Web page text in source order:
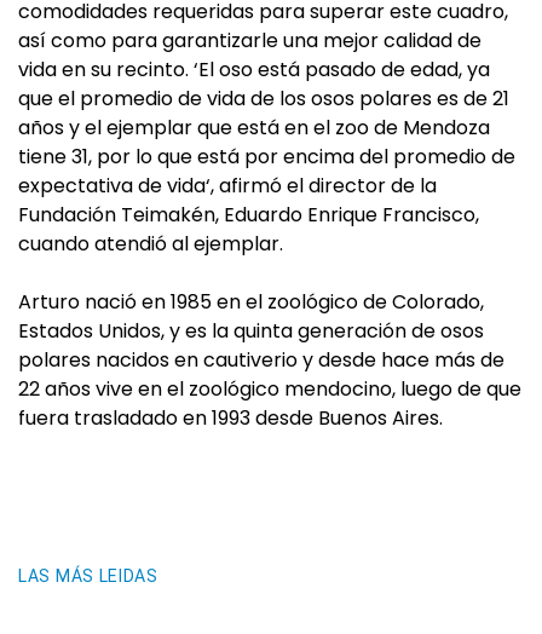
comodidades requeridas para superar este cuadro,
así como para garantizarle una mejor calidad de
vida en su recinto. ‘El oso está pasado de edad, ya
que el promedio de vida de los osos polares es de 21
años y el ejemplar que está en el zoo de Mendoza
tiene 31, por lo que está por encima del promedio de
expectativa de vida‘, afirmó el director de la
Fundación Teimakén, Eduardo Enrique Francisco,
cuando atendió al ejemplar.
Arturo nació en 1985 en el zoológico de Colorado,
Estados Unidos, y es la quinta generación de osos
polares nacidos en cautiverio y desde hace más de
22 años vive en el zoológico mendocino, luego de que
fuera trasladado en 1993 desde Buenos Aires.
LAS MÁS LEIDAS